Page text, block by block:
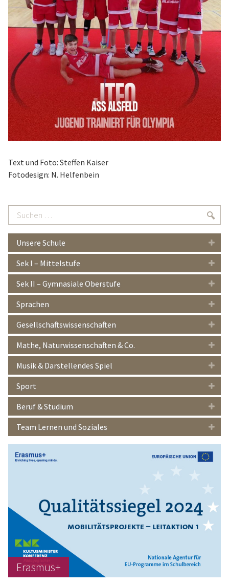
Text und Foto: Steffen Kaiser
Fotodesign: N. Helfenbein
Suchen
…
Unsere Schule
Sek I – Mittelstufe
Sek II – Gymnasiale Oberstufe
Sprachen
Gesellschaftswissenschaften
Mathe, Naturwissenschaften & Co.
Musik & Darstellendes Spiel
Sport
Beruf & Studium
Team Lernen und Soziales
Erasmus+